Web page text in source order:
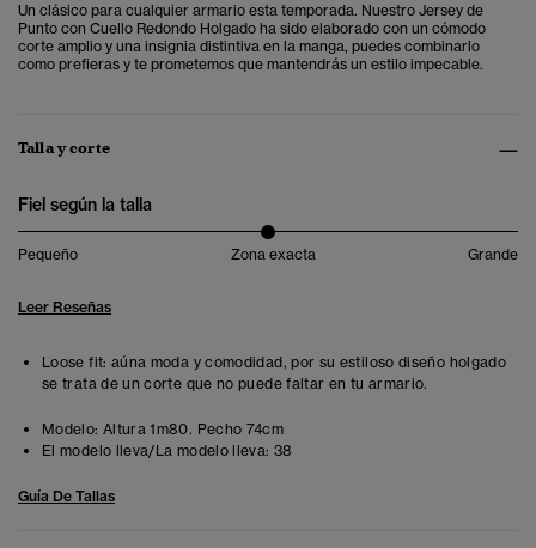
Un clásico para cualquier armario esta temporada. Nuestro Jersey de
Punto con Cuello Redondo Holgado ha sido elaborado con un cómodo
corte amplio y una insignia distintiva en la manga, puedes combinarlo
como prefieras y te prometemos que mantendrás un estilo impecable.
Talla y corte
Fiel según la talla
Pequeño Zona exacta Grande
Leer Reseñas
Loose fit: aúna moda y comodidad, por su estiloso diseño holgado
se trata de un corte que no puede faltar en tu armario.
Modelo: Altura 1m80. Pecho 74cm
El modelo lleva/La modelo lleva: 38
Guía De Tallas